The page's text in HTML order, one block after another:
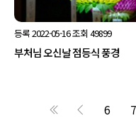
등록2022-05-16조회 49899
부처님 오신날 점등식 풍경
6 7